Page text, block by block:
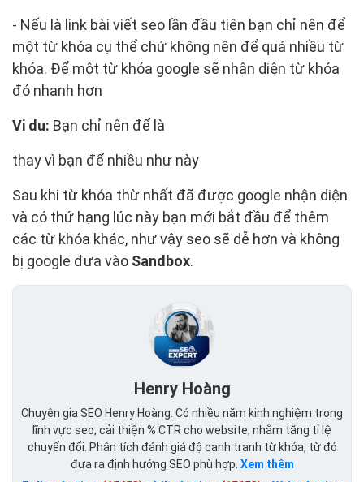
- Nếu là link bài viết seo lần đầu tiên bạn chỉ nên để
một từ khóa cụ thể chứ không nên để quá nhiều từ
khóa. Để một từ khóa google sẽ nhận diện từ khóa
đó nhanh hơn
Vi du: Bạn chỉ nên để là
thay vì bạn để nhiều như này
Sau khi từ khóa thừ nhất đã được google nhận diện
và có thứ hạng lúc này bạn mới bắt đầu để thêm
các từ khóa khác, như vậy seo sẽ dễ hơn và không
bị google đưa vào Sandbox.
Henry Hoàng
Chuyên gia SEO Henry Hoàng. Có nhiều năm kinh nghiệm trong
lĩnh vực seo, cải thiện % CTR cho website, nhằm tăng tỉ lệ
chuyển đổi. Phân tích đánh giá độ cạnh tranh từ khóa, từ đó
đưa ra định hướng SEO phù hợp. Xem thêm